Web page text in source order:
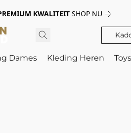
KWALITEIT SHOP NU
Dames Kleding Heren